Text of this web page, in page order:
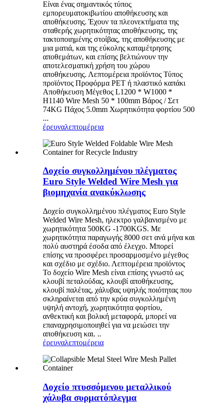
Είναι ένας σημαντικός τύπος
εμπορευματοκιβωτίου αποθήκευσης και
αποθήκευσης. Έχουν τα πλεονεκτήματα της
σταθερής χωρητικότητας αποθήκευσης, της
τακτοποιημένης στοίβας, της αποθήκευσης με
μια ματιά, και της εύκολης καταμέτρησης
αποθεμάτων, και επίσης βελτιώνουν την
αποτελεσματική χρήση του χώρου
αποθήκευσης. Λεπτομέρεια προϊόντος Τύπος
προϊόντος Προφόρμα PET ή πλαστικό καπάκι
Αποθήκευση Μέγεθος L1200 * W1000 *
H1140 Wire Mesh 50 * 100mm Βάρος / Σετ
74KG Πάχος 5.0mm Χωρητικότητα φορτίου 500
...
έρευναλεπτομέρεια
Δοχείο συγκολλημένου πλέγματος
Euro Style Welded Wire Mesh για
βιομηχανία ανακύκλωσης
Δοχείο συγκολλημένου πλέγματος Euro Style
Welded Wire Mesh, ηλεκτρο γαλβανισμένο με
χωρητικότητα 500KG -1700KGS. Με
χωρητικότητα παραγωγής 8000 σετ ανά μήνα και
πολύ αυστηρά έσοδα από έλεγχο. Μπορεί
επίσης να προσφέρει προσαρμοσμένο μέγεθος
και σχέδιο με σχέδιο. Λεπτομέρεια προϊόντος
Το δοχείο Wire Mesh είναι επίσης γνωστό ως
κλουβί πεταλούδας, κλουβί αποθήκευσης,
κλουβί παλέτας, χάλυβας υψηλής ποιότητας που
σκληραίνεται από την κρύα συγκολλημένη
υψηλή αντοχή, χωρητικότητα φορτίου,
ανθεκτική και βολική μεταφορά, μπορεί να
επαναχρησιμοποιηθεί για να μειώσει την
αποθήκευση και. ..
έρευναλεπτομέρεια
Δοχείο πτυσσόμενου μεταλλικού
χάλυβα συρματόπλεγμα